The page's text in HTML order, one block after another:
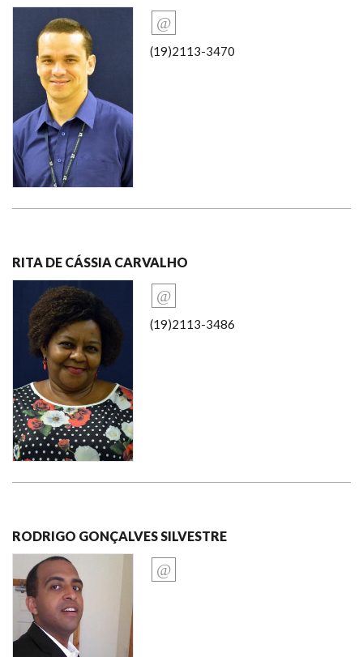
(19)2113-3470
RITA DE CÁSSIA CARVALHO
(19)2113-3486
RODRIGO GONÇALVES SILVESTRE